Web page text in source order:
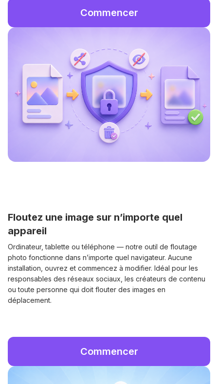
Commencer
Floutez une image sur n’importe quel
appareil
Ordinateur, tablette ou téléphone — notre outil de floutage
photo fonctionne dans n’importe quel navigateur. Aucune
installation, ouvrez et commencez à modifier. Idéal pour les
responsables des réseaux sociaux, les créateurs de contenu
ou toute personne qui doit flouter des images en
déplacement.
Commencer